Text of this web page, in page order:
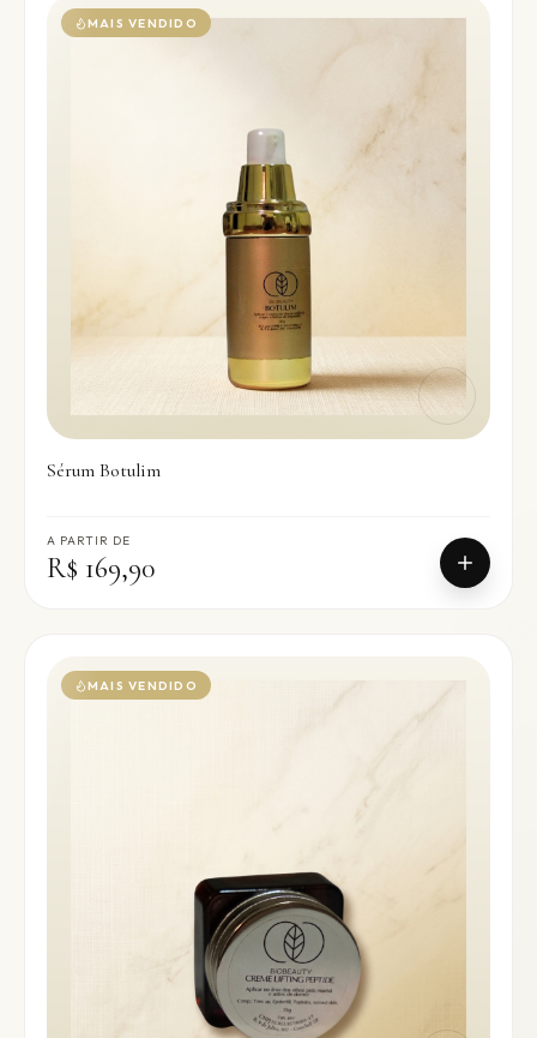
MAIS VENDIDO
Sérum Botulim
A PARTIR DE
R$ 169,90
MAIS VENDIDO